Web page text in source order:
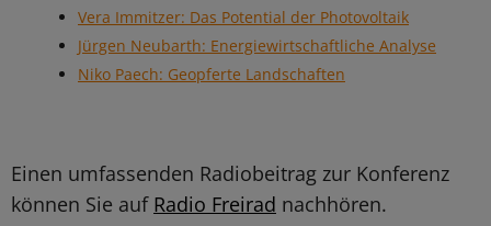
Vera Immitzer: Das Potential der Photovoltaik
Jürgen Neubarth: Energiewirtschaftliche Analyse
Niko Paech: Geopferte Landschaften
Einen umfassenden Radiobeitrag zur Konferenz
können Sie auf Radio Freirad nachhören.